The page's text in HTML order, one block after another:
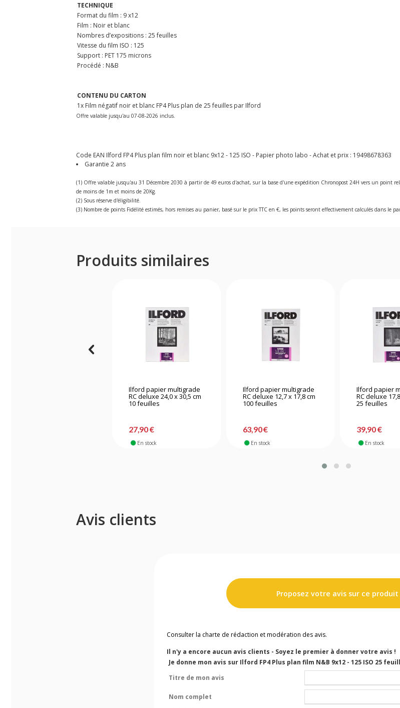
TECHNIQUE
Format du film : 9 x12
Film : Noir et blanc
Nombres d’expositions : 25 feuilles
Vitesse du film ISO : 125
Support : PET 175 microns
Procédé : N&B
CONTENU DU CARTON
1x Film négatif noir et blanc FP4 Plus plan de 25 feuilles par Ilford
Offre valable jusqu'au 07-08-2026 inclus.
Code EAN Ilford FP4 Plus plan film noir et blanc 9x12 - 125 ISO - Papier photo labo - Achat et prix : 19498678363
Garantie 2 ans
(1) Offre valable jusqu'au 31 Décembre 2030 à partir de 49 euros d'achat, sur la base d'une expédition Chronopost 24H vers un
de moins de 1m et moins de 20Kg.
(2) Sous réserve d'éligibilité.
(3) Nombre de points Fidélité estimés, hors remises au panier, basé sur le prix TTC en €, les points seront effectivement calculés dans le
Produits similaires
Ilford papier multigrade
RC deluxe 24,0 x 30,5 cm
10 feuilles
27,90 €
En stock
Ilford papier multigrade
RC deluxe 12,7 x 17,8 cm
100 feuilles
63,90 €
En stock
Ilford papier
RC deluxe
25 feuilles
39,90 €
En stock
Avis clients
Proposez votre avis sur ce produit
Consulter la charte de rédaction et modération des avis.
Il n'y a encore aucun avis clients - Soyez le premier à donner votre avis !
Je donne mon avis sur Ilford FP4 Plus plan film N&B 9x12 - 125 ISO 25
Titre de mon avis
Nom complet